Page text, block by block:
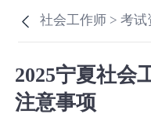
社会工作师 >考试
2025宁夏社会
注意事项